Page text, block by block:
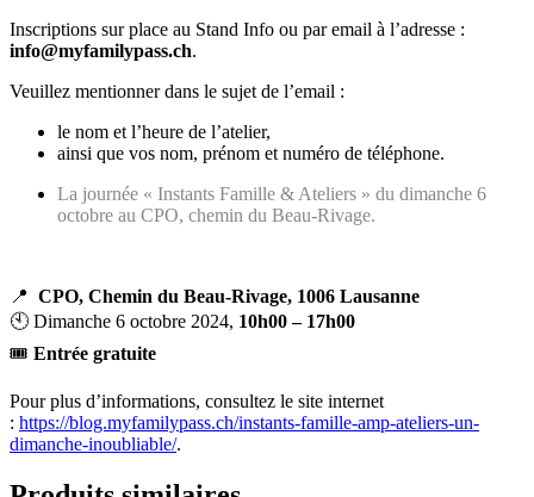
Inscriptions sur place au Stand Info ou par email à l’adresse :
info@myfamilypass.ch.
Veuillez mentionner dans le sujet de l’email :
le nom et l’heure de l’atelier,
ainsi que vos nom, prénom et numéro de téléphone.
La journée « Instants Famille & Ateliers » du dimanche 6
octobre au CPO, chemin du Beau-Rivage.
📍 CPO, Chemin du Beau-Rivage, 1006 Lausanne
🕙 Dimanche 6 octobre 2024, 10h00 – 17h00
🎟️ Entrée gratuite
Pour plus d’informations, consultez le site internet
: https://blog.myfamilypass.ch/instants-famille-amp-ateliers-un-
dimanche-inoubliable/.